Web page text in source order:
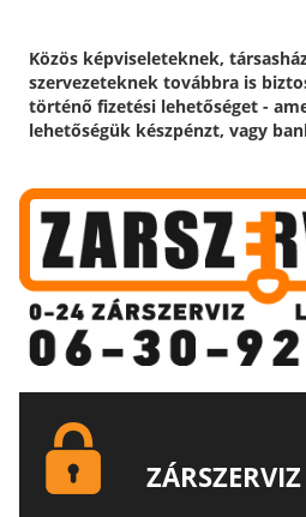
Közös képviseleteknek,
szervezeteknek továbbra is
történő fizetési lehetőséget -
lehetőségük készpénzt, vagy